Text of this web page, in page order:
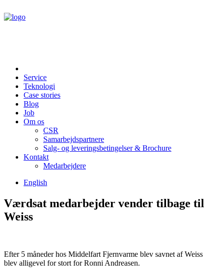
Service
Teknologi
Case stories
Blog
Job
Om os
CSR
Samarbejdspartnere
Salg- og leveringsbetingelser & Brochure
Kontakt
Medarbejdere
English
Værdsat medarbejder vender tilbage til
Weiss
Efter 5 måneder hos Middelfart Fjernvarme blev savnet af Weiss
blev alligevel for stort for Ronni Andreasen.